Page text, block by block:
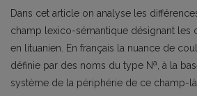
Dans cet article on analyse les
champ lexico-sémantique désignant les
en lituanien. En français la nuance de
définie par des noms du type Na
, à la
système de la périphérie de ce champ-